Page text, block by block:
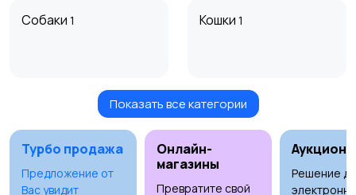
Собаки 1 Кошки 1
Грызуны 1
Показать все категории
Турбо продажа
Предложение от
Вас увидит
Онлайн-
магазины
Превратите свой
Аукционы
Решение